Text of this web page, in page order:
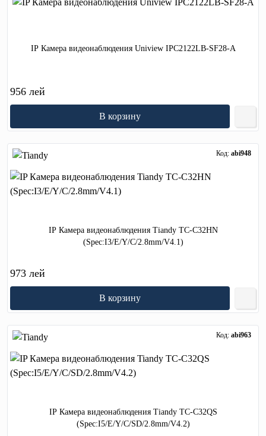
IP Камера видеонаблюдения Uniview IPC2122LB-SF28-A
956 лей
В корзину
Код: abi948
IP Камера видеонаблюдения Tiandy TC-C32HN
(Spec:I3/E/Y/C/2.8mm/V4.1)
973 лей
В корзину
Код: abi963
IP Камера видеонаблюдения Tiandy TC-C32QS
(Spec:I5/E/Y/C/SD/2.8mm/V4.2)